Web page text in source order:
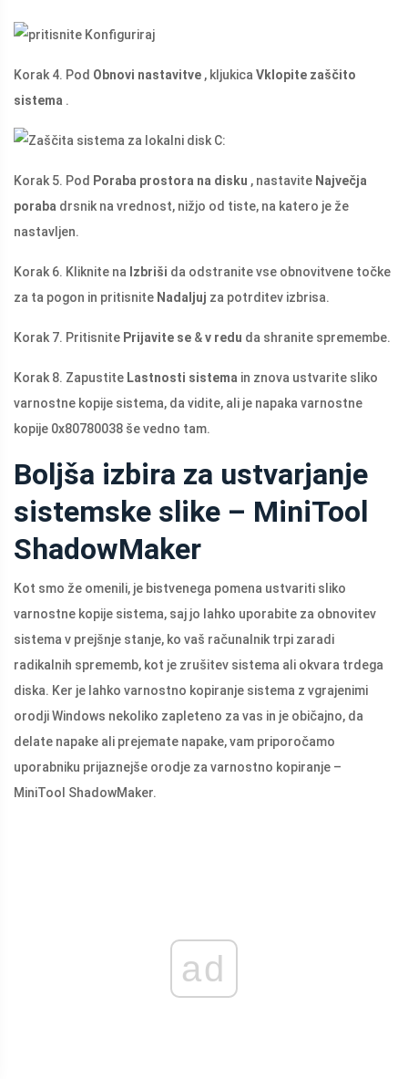
Korak 4. Pod Obnovi nastavitve , kljukica Vklopite zaščito
sistema .
Korak 5. Pod Poraba prostora na disku , nastavite Največja
poraba drsnik na vrednost, nižjo od tiste, na katero je že
nastavljen.
Korak 6. Kliknite na Izbriši da odstranite vse obnovitvene točke
za ta pogon in pritisnite Nadaljuj za potrditev izbrisa.
Korak 7. Pritisnite Prijavite se &v redu da shranite spremembe.
Korak 8. Zapustite Lastnosti sistema in znova ustvarite sliko
varnostne kopije sistema, da vidite, ali je napaka varnostne
kopije 0x80780038 še vedno tam.
Boljša izbira za ustvarjanje
sistemske slike – MiniTool
ShadowMaker
Kot smo že omenili, je bistvenega pomena ustvariti sliko
varnostne kopije sistema, saj jo lahko uporabite za obnovitev
sistema v prejšnje stanje, ko vaš računalnik trpi zaradi
radikalnih sprememb, kot je zrušitev sistema ali okvara trdega
diska. Ker je lahko varnostno kopiranje sistema z vgrajenimi
orodji Windows nekoliko zapleteno za vas in je običajno, da
delate napake ali prejemate napake, vam priporočamo
uporabniku prijaznejše orodje za varnostno kopiranje –
MiniTool ShadowMaker.
ad